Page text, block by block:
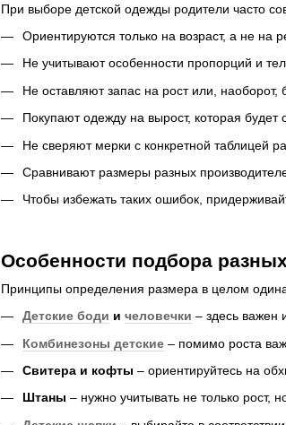
При выборе детской одежды родители часто
Ориентируются только на возраст, а не на
Не учитывают особенности пропорций и
Не оставляют запас на рост или,
Покупают одежду на вырост, которая будет
Не сверяют мерки с конкретной таблицей
Сравнивают размеры разных
Чтобы избежать таких ошибок,
Особенности подбора
Принципы определения размера в целом
Детские боди и человечки – здесь важен
Комбинезоны детские – помимо роста
Свитера и кофты – ориентируйтесь на
Штаны – нужно учитывать не только рост,